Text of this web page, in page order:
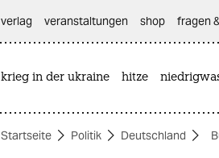
themen
verlag
veranstaltungen shop fragen
krieg in der ukraine hitze
Startseite Politik Deutschland